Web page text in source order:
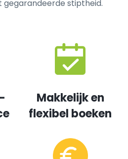
gegarandeerde stiptheid.
Makkelijk en
flexibel boeken